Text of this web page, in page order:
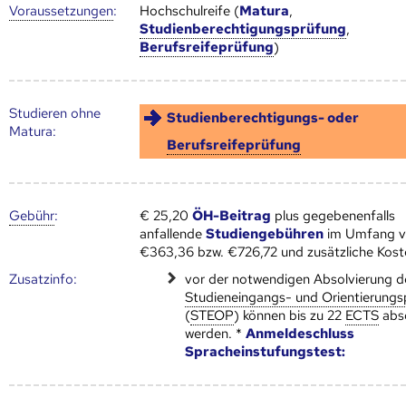
Voraus­setzungen: Hochschulreife (Matura,
Studienberechtigungsprüfung,
Berufsreifeprüfung)
Studieren ohne
Matura:
Studienberechtigungs- oder
Berufsreifeprüfung
Gebühr: € 25,20ÖH-Beitrag plus gegebenenfalls
anfallendeStudiengebühren im Umfang
€363,36 bzw. €726,72 und zusätzliche
Zusatz­info:
vor der notwendigen Absolvierung
Studieneingangs- und
(STEOP) können bis zu 22 ECTS
werden. *Anmeldeschluss
Spracheinstufungstest: